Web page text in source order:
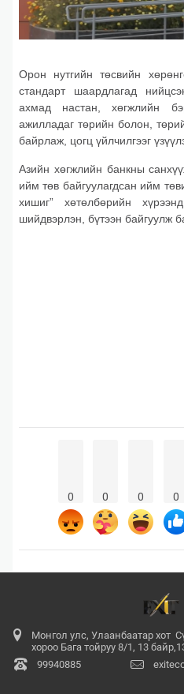
Орон нутгийн төсвийн
стандарт шаардлагад
ахмад настан, хөгжлийн
ажилладаг төрийн болон,
байрлаж, цогц үйлчилгээг
Азийн хөгжлийн банкны
ийм төв байгуулагдсан ийм
хишиг” хөтөлбөрийн
шийдвэрлэн, бүтээн байгуулж
0 0 0 0
Монгол улс, Улаанбаатар хот
хороо Бага тойруу 8/1, 13
99940885